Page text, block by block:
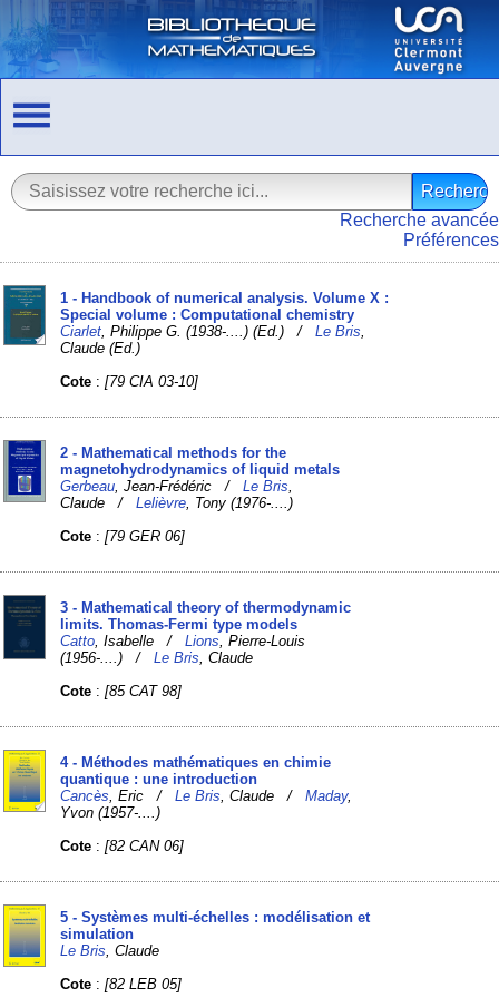
Recherche avancée
Préférences
1 - Handbook of numerical analysis. Volume X :
Special volume : Computational chemistry
Ciarlet , Philippe G. (1938-....) (Ed.) /Le Bris
Claude (Ed.)
Cote :[79 CIA 03-10]
2 - Mathematical methods for the
magnetohydrodynamics of liquid metals
Gerbeau , Jean-Frédéric /Le Bris
Claude /Lelièvre , Tony (1976-....)
Cote :[79 GER 06]
3 - Mathematical theory of thermodynamic
limits. Thomas-Fermi type models
Catto , Isabelle /Lions , Pierre-Louis
(1956-....) /Le Bris , Claude
Cote :[85 CAT 98]
4 - Méthodes mathématiques en chimie
quantique : une introduction
Cancès , Eric /Le Bris , Claude /Maday,
Yvon (1957-....)
Cote :[82 CAN 06]
5 - Systèmes multi-échelles : modélisation et
simulation
Le Bris , Claude
Cote :[82 LEB 05]